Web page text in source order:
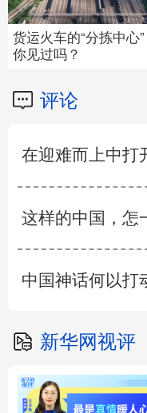
货运火车的“分拣中心”
你见过吗？
评论
在迎难而上中打
这样的中国，怎
中国神话何以打
新华网视评